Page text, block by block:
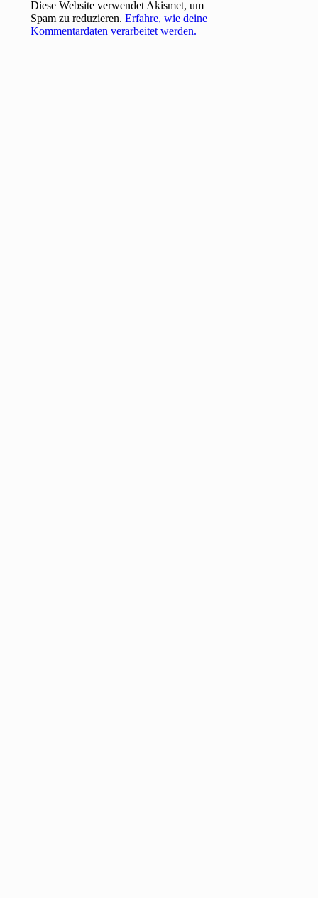
Diese Website verwendet Akismet, um
Spam zu reduzieren.Erfahre, wie deine
Kommentardaten verarbeitet werden.